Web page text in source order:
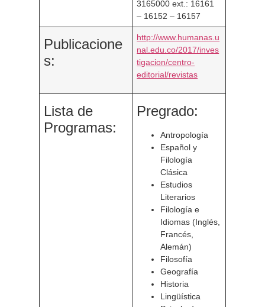
3165000 ext.: 16161
– 16152 – 16157
Publicacione
s:
http://www.humanas.u
nal.edu.co/2017/inves
tigacion/centro-
editorial/revistas
Lista de
Programas:
Pregrado:
Antropología
Español y
Filología
Clásica
Estudios
Literarios
Filología e
Idiomas (Inglés,
Francés,
Alemán)
Filosofía
Geografía
Historia
Lingüística